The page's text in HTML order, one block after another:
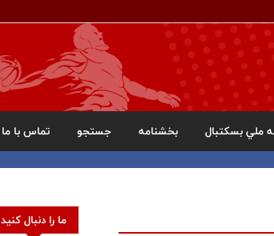
ملي بسکتبال بخشنامه جستجو تماس با ما
ما را دنبال کنید